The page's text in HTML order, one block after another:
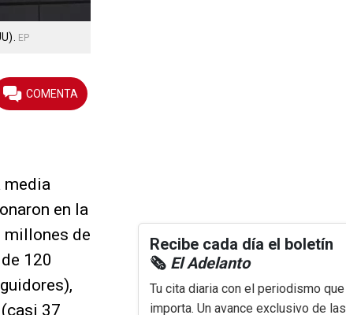
EP
media
en la
millones de
120
(casi 37
Recibe cada día el boletín
🗞️ El Adelanto
Tu cita diaria con el periodismo que
importa. Un avance exclusivo de las